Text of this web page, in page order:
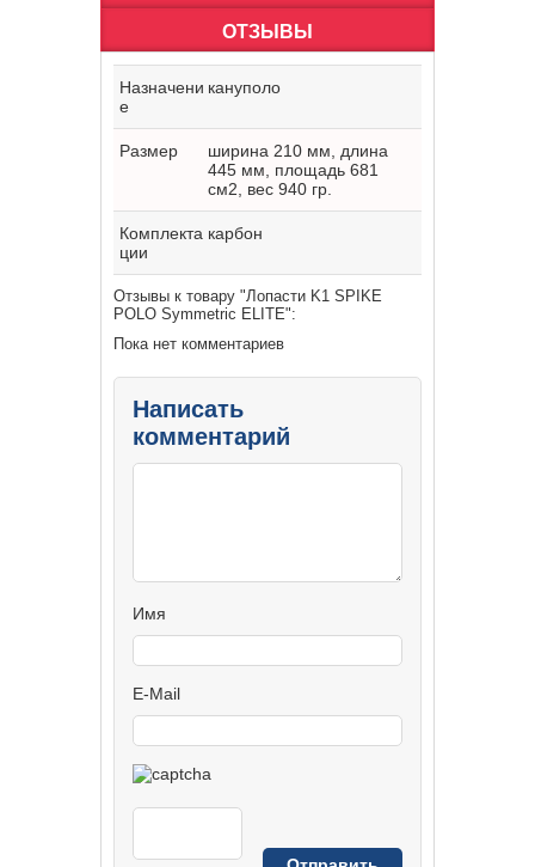
ОТЗЫВЫ
Назначени
е
кануполо
Размер
ширина 210 мм, длина
445 мм, площадь 681
см2, вес 940 гр.
Комплекта
ции
карбон
Отзывы к товару "Лопасти K1 SPIKE
POLO Symmetric ELITE":
Пока нет комментариев
Написать
комментарий
Имя
E-Mail